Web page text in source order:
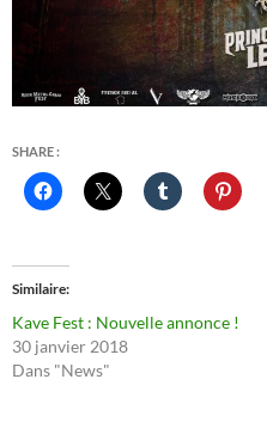
SHARE :
Similaire
Kave Fest : Nouvelle annonce !
30 janvier 2018
Dans "News"